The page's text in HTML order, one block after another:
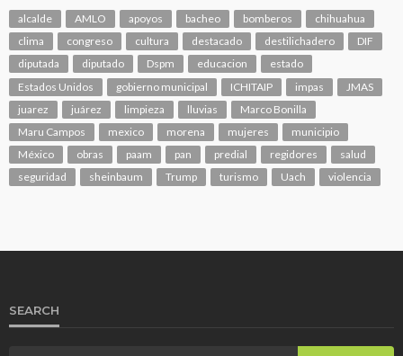
alcalde AMLO apoyos bacheo bomberos
chihuahua
clima
congreso cultura destacado destilichadero
DIF
diputada
diputado Dspm educacion
estado
Estados Unidos
gobierno municipal ICHITAIP impas
JMAS
juarez
juárez limpieza lluvias
Marco Bonilla
Maru Campos
mexico morena mujeres
municipio
México
obras paam pan predial regidores
salud
seguridad
sheinbaum Trump turismo Uach violencia
SEARCH